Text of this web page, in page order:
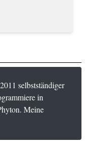
selbstständiger
in
Meine